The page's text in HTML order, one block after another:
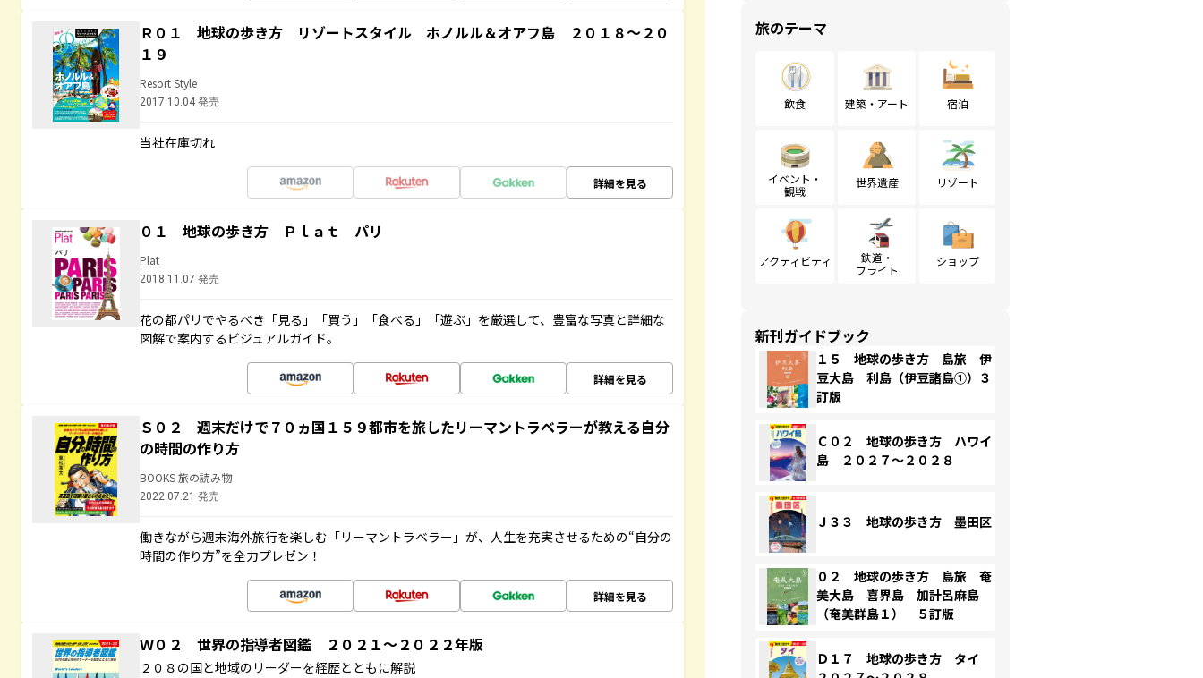
Ｒ０１ 地球の歩き方 リゾートスタイル ホノルル＆オアフ島 ２０１８～２０
１９
Resort Style
2017.10.04 発売
当社在庫切れ
詳細を見る
０１ 地球の歩き方 Ｐｌａｔ パリ
Plat
2018.11.07 発売
花の都パリでやるべき「見る」「買う」「食べる」「遊ぶ」を厳選して、豊富な写真と詳細な
図解で案内するビジュアルガイド。
詳細を見る
Ｓ０２ 週末だけで７０ヵ国１５９都市を旅したリーマントラベラーが教える自分
の時間の作り方
BOOKS 旅の読み物
2022.07.21 発売
働きながら週末海外旅行を楽しむ「リーマントラベラー」が、人生を充実させるための“自分の
時間の作り方”を全力プレゼン！
詳細を見る
Ｗ０２ 世界の指導者図鑑 ２０２１～２０２２年版
２０８の国と地域のリーダーを経歴とともに解説
旅のテーマ
飲食 建築・アート 宿泊
イベント・
観戦
世界遺産 リゾート
アクティビティ
鉄道・
フライト
ショップ
新刊ガイドブック
１５ 地球の歩き方 島旅 伊
豆大島 利島（伊豆諸島①）３
訂版
Ｃ０２ 地球の歩き方 ハワイ
島 ２０２７～２０２８
Ｊ３３ 地球の歩き方 墨田区
０２ 地球の歩き方 島旅 奄
美大島 喜界島 加計呂麻島
（奄美群島１） ５訂版
Ｄ１７ 地球の歩き方 タイ